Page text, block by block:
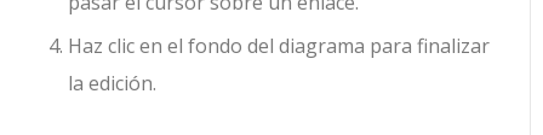
Haz clic en el fondo del diagrama para finalizar
la edición.